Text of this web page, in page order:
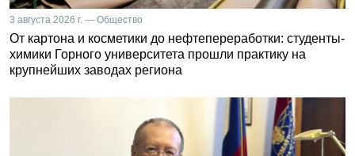
3 августа 2026 г. — Общество
От картона и косметики до нефтепереработки: студенты-
химики Горного университета прошли практику на
крупнейших заводах региона